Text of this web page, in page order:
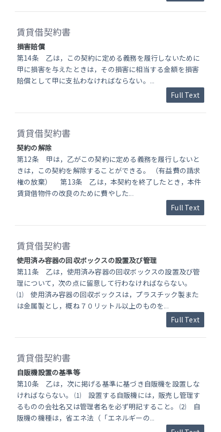
賃貸借契約書
損害賠償
第14条 乙は，この契約に定める義務を履行しないために
甲に損害を与えたときは，その損害に相当する金額を損害
賠償として甲に支払わなければならない。 ...
Full Text
賃貸借契約書
契約の解除
第12条 甲は，乙がこの契約に定める義務を履行しないと
きは，この契約を解除することができる。 （有益費の請求
権の放棄） 第13条 乙は，本契約を終了したとき，本件
賃貸借物件の改良のために費やした...
Full Text
賃貸借契約書
使用済み容器の回収ボックスの設置及び管理
第11条 乙は，使用済み容器の回収ボックスの設置及び管
理について，次の点に留意して行わなければならない。
⑴ 使用済み容器の回収ボックスは，プラスチック製また
は金属製とし，概ね７０リットル以上のものを...
Full Text
賃貸借契約書
自販機設置の基準等
第10条 乙は，次に掲げる基準に基づき自販機を設置しな
ければならない。 ⑴ 設置する自販機には，販売し管理す
るものの会社名又は管理者名を必ず明記すること。 ⑵ 自
販機の機種は，省エネ法（「エネルギーの...